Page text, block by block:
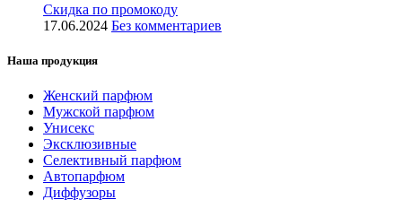
Скидка по промокоду
17.06.2024 Без комментариев
Наша продукция
Женский парфюм
Мужской парфюм
Унисекс
Эксклюзивные
Селективный парфюм
Автопарфюм
Диффузоры